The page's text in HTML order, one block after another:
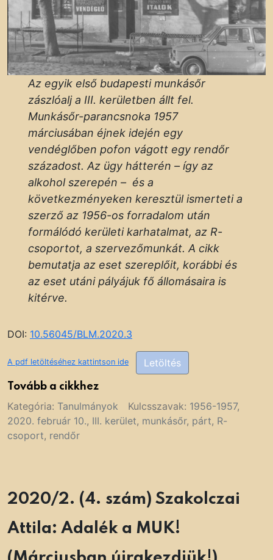
Az egyik első budapesti munkásőr
zászlóalj a III. kerületben állt fel.
Munkásőr-parancsnoka 1957
márciusában éjnek idején egy
vendéglőben pofon vágott egy rendőr
századost. Az ügy hátterén – így az
alkohol szerepén – és a
következményeken keresztül ismerteti a
szerző az 1956-os forradalom után
formálódó kerületi karhatalmat, az R-
csoportot, a szervezőmunkát. A cikk
bemutatja az eset szereplőit, korábbi és
az eset utáni pályájuk fő állomásaira is
kitérve.
DOI: 10.56045/BLM.2020.3
A pdf letöltéséhez kattintson ide Letöltés
Tovább a cikkhez
Kategória: Tanulmányok Kulcsszavak: 1956-1957,
2020. február 10., III. kerület, munkásőr, párt, R-
csoport, rendőr
2020/2. (4. szám) Szakolczai
Attila: Adalék a MUK!